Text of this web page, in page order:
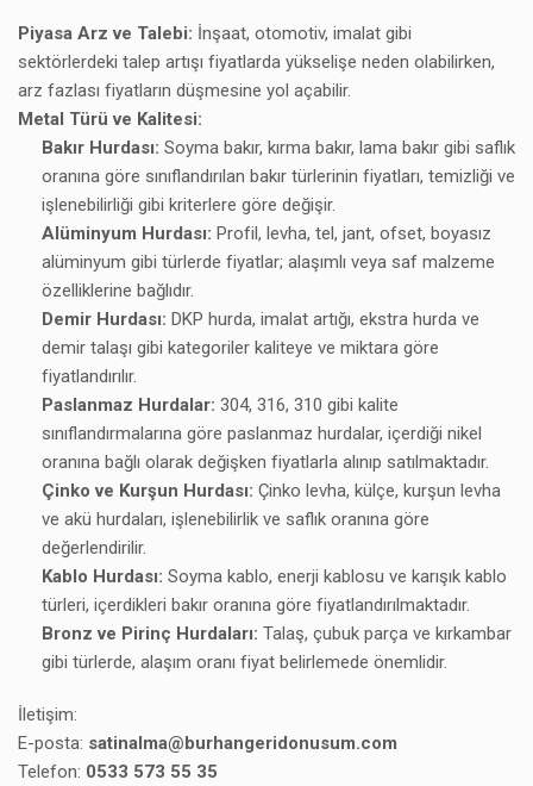
Piyasa Arz ve Talebi: İnşaat, otomotiv, imalat gibi
sektörlerdeki talep artışı fiyatlarda yükselişe neden olabilirken,
arz fazlası fiyatların düşmesine yol açabilir.
Metal Türü ve Kalitesi:
Bakır Hurdası: Soyma bakır, kırma bakır, lama bakır gibi saflık
oranına göre sınıflandırılan bakır türlerinin fiyatları, temizliği ve
işlenebilirliği gibi kriterlere göre değişir.
Alüminyum Hurdası: Profil, levha, tel, jant, ofset, boyasız
alüminyum gibi türlerde fiyatlar; alaşımlı veya saf malzeme
özelliklerine bağlıdır.
Demir Hurdası: DKP hurda, imalat artığı, ekstra hurda ve
demir talaşı gibi kategoriler kaliteye ve miktara göre
fiyatlandırılır.
Paslanmaz Hurdalar: 304, 316, 310 gibi kalite
sınıflandırmalarına göre paslanmaz hurdalar, içerdiği nikel
oranına bağlı olarak değişken fiyatlarla alınıp satılmaktadır.
Çinko ve Kurşun Hurdası: Çinko levha, külçe, kurşun levha
ve akü hurdaları, işlenebilirlik ve saflık oranına göre
değerlendirilir.
Kablo Hurdası: Soyma kablo, enerji kablosu ve karışık kablo
türleri, içerdikleri bakır oranına göre fiyatlandırılmaktadır.
Bronz ve Pirinç Hurdaları: Talaş, çubuk parça ve kırkambar
gibi türlerde, alaşım oranı fiyat belirlemede önemlidir.
İletişim:
E-posta: satinalma@burhangeridonusum.com
Telefon: 0533 573 55 35